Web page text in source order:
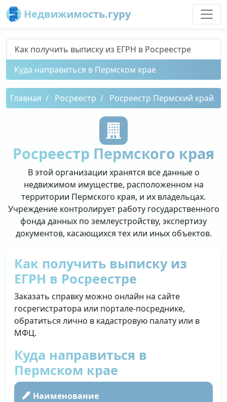
Недвижимость.гуру
Как получить выписку из ЕГРН в Росреестре
Куда направиться в Пермском крае
Главная Росреестр Росреестр Пермский край
Росреестр Пермского края
В этой организации хранятся все данные о
недвижимом имуществе, расположенном на
территории Пермского края, и их владельцах.
Учреждение контролирует работу государственного
фонда данных по землеустройству, экспертизу
документов, касающихся тех или иных объектов.
Как получить выписку из
ЕГРН в Росреестре
Заказать справку можно онлайн на сайте
госрегистратора или портале-посреднике,
обратиться лично в кадастровую палату или в
МФЦ.
Куда направиться в
Пермском крае
Наименование